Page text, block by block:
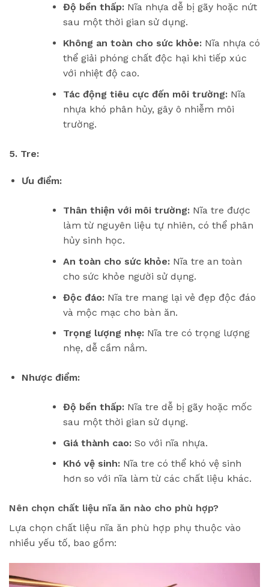
Độ bền thấp:Nĩa nhựa dễ bị gãy hoặc nứt
sau một thời gian sử dụng.
Không an toàn cho sức khỏe:Nĩa nhựa có
thể giải phóng chất độc hại khi tiếp xúc
với nhiệt độ cao.
Tác động tiêu cực đến môi trường:Nĩa
nhựa khó phân hủy, gây ô nhiễm môi
trường.
5. Tre:
Ưu điểm:
Thân thiện với môi trường:Nĩa tre được
làm từ nguyên liệu tự nhiên, có thể phân
hủy sinh học.
An toàn cho sức khỏe:Nĩa tre an toàn
cho sức khỏe người sử dụng.
Độc đáo:Nĩa tre mang lại vẻ đẹp độc đáo
và mộc mạc cho bàn ăn.
Trọng lượng nhẹ:Nĩa tre có trọng lượng
nhẹ, dễ cầm nắm.
Nhược điểm:
Độ bền thấp:Nĩa tre dễ bị gãy hoặc mốc
sau một thời gian sử dụng.
Giá thành cao:So với nĩa nhựa.
Khó vệ sinh:Nĩa tre có thể khó vệ sinh
hơn so với nĩa làm từ các chất liệu khác.
Nên chọn chất liệu nĩa ăn nào cho phù hợp?
Lựa chọn chất liệu nĩa ăn phù hợp phụ thuộc vào
nhiều yếu tố, bao gồm: